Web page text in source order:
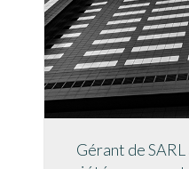
Gérant de